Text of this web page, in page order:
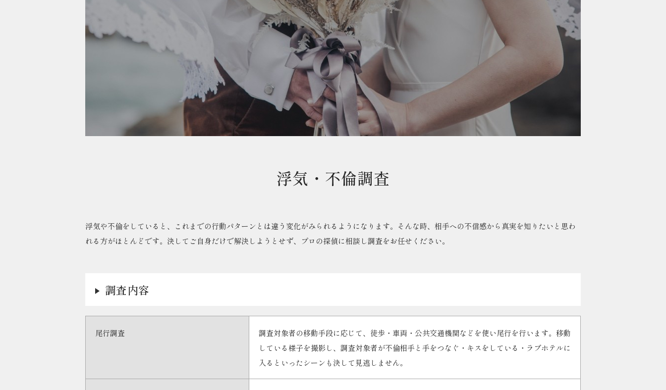
浮気・不倫調査
浮気や不倫をしていると、これまでの行動パターンとは違う変化がみられるようになります。そんな時、相手への不信感から真実を知りたいと思わ
れる方がほとんどです。決してご自身だけで解決しようとせず、プロの探偵に相談し調査をお任せください。
調査内容
尾行調査
調査対象者の移動手段に応じて、徒歩・車両・公共交通機関などを使い尾行を行います。移動
している様子を撮影し、調査対象者が不倫相手と手をつなぐ・キスをしている・ラブホテルに
入るといったシーンも決して見逃しません。